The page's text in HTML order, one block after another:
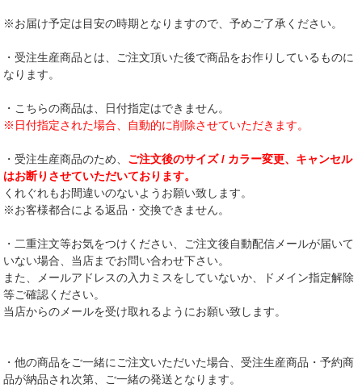
※お届け予定は目安の時期となりますので、予めご了承ください。
・受注生産商品とは、ご注文頂いた後で商品をお作りしているものに
なります。
・こちらの商品は、日付指定はできません。
※日付指定された場合、自動的に削除させていただきます。
・受注生産商品のため、 ご注文後のサイズ / カラー変更、キャンセル
はお断りさせていただいております。
くれぐれもお間違いのないようお願い致します。
※お客様都合による返品・交換できません。
・二重注文等お気をつけください、ご注文後自動配信メールが届いて
いない場合、当店までお問い合わせ下さい。
また、メールアドレスの入力ミスをしていないか、ドメイン指定解除
等ご確認ください。
当店からのメールを受け取れるようにお願い致します。
・他の商品をご一緒にご注文いただいた場合、受注生産商品・予約商
品が納品され次第、ご一緒の発送となります。